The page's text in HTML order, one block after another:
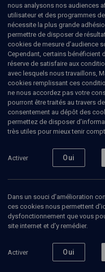
Maria Landau est neuro-
du trauma des enfants juifs
subi une « dépersonnalisation
et d’en apprendre une
de ce nouveau nom qu’ils
Ajouter Partager J’aime
Tous 1 Vidéos 1
Vidéos 1
La Shoah dans le
cinéma (2/)
nous analysons nos audiences
utilisateur et des programmes
nécessite la plus grande
permettre de disposer de
cookies de mesure d’audience
Cependant, certains bénéficient
réserve de satisfaire aux
avec lesquels nous travaillons,
cookies remplissant ces
ne nous accordez pas votre
pourront être traités au travers
consentement au dépôt des
permettez de disposer
très utiles pour mieux tenir
Activer Oui
Dans un souci d’amélioration
ces cookies nous permettent
dysfonctionnement que vous
site internet et d’y remédier.
Activer Oui